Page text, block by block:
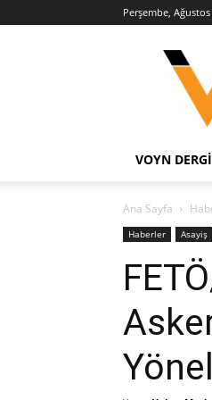
Perşembe,
VOYN DERGI
Ana Sayfa
Haberler Asayiş